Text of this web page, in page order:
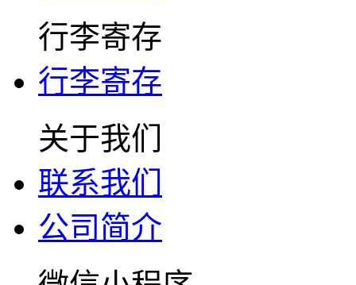
行李寄存
行李寄存
关于我们
联系我们
公司简介